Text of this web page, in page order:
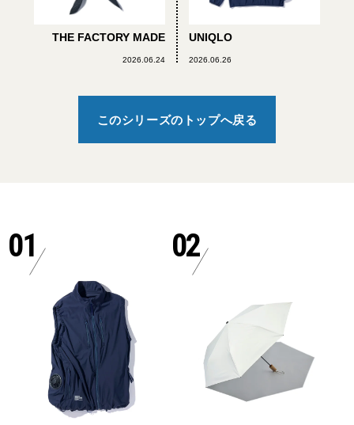
THE FACTORY MADE
2026.06.24
UNIQLO
2026.06.26
このシリーズのトップへ戻る
01 02